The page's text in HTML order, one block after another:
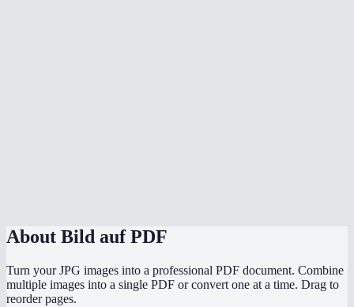
About Bild auf PDF
Turn your JPG images into a professional PDF document. Combine
multiple images into a single PDF or convert one at a time. Drag to
reorder pages.